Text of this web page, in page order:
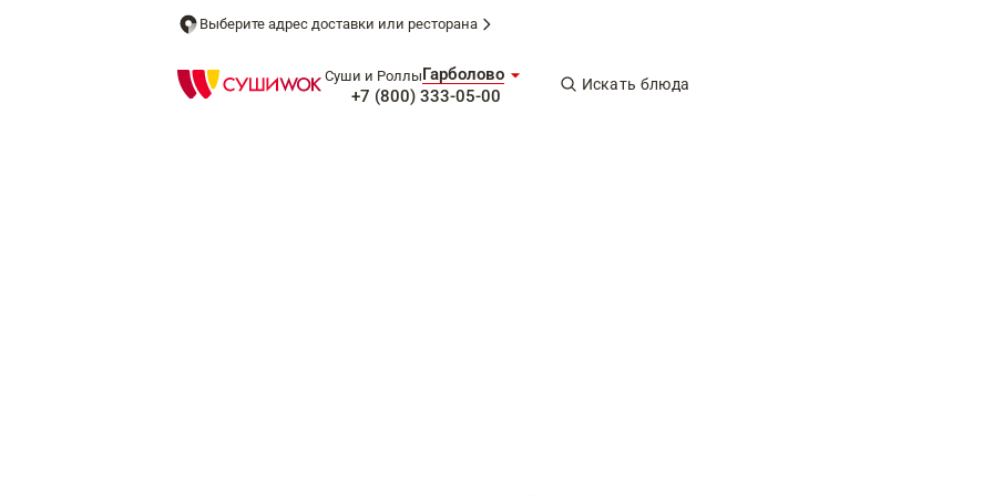
Выберите адрес доставки или ресторана
Суши и РоллыГарболово
+7 (800) 333-05-00
Искать блюда